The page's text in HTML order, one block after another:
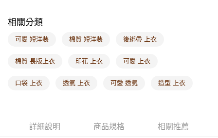
付款後門市自取
每筆NT$60，滿NT$1,000(含以上)免運費
相關分類
可愛 短洋裝 棉質 短洋裝 後綁帶 上衣
棉質 長版上衣 印花 上衣 可愛 上衣
口袋 上衣 透氣 上衣 可愛 透氣 造型 上衣
詳細說明 商品規格 相關推薦